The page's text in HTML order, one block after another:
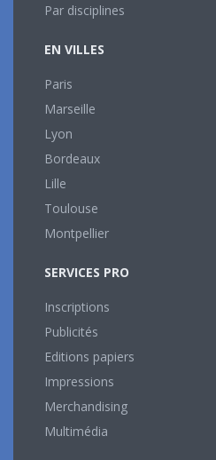
Par disciplines
EN VILLES
Paris
Marseille
Lyon
Bordeaux
Lille
Toulouse
Montpellier
SERVICES PRO
Inscriptions
Publicités
Editions papiers
Impressions
Merchandising
Multimédia